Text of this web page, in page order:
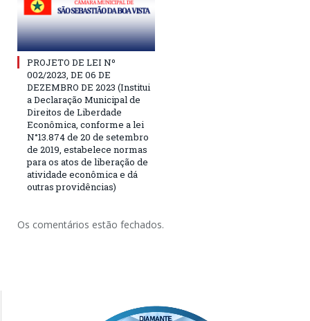
PROJETO DE LEI Nº
002/2023, DE 06 DE
DEZEMBRO DE 2023 (Institui
a Declaração Municipal de
Direitos de Liberdade
Econômica, conforme a lei
N°13.874 de 20 de setembro
de 2019, estabelece normas
para os atos de liberação de
atividade econômica e dá
outras providências)
Os comentários estão fechados.